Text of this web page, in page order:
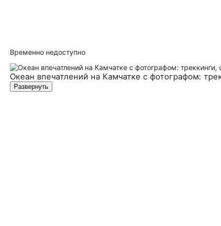
Временно недоступно
Океан впечатлений на Камчатке с фотографом:
Развернуть